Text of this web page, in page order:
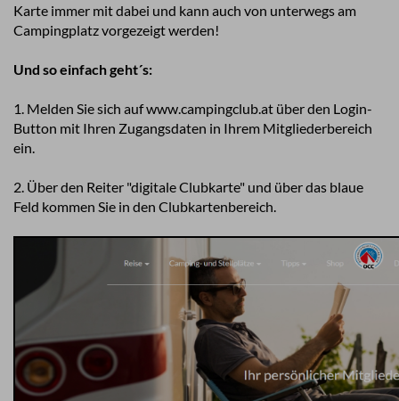
Karte immer mit dabei und kann auch von unterwegs am
Campingplatz vorgezeigt werden!
Und so einfach geht´s:
1. Melden Sie sich auf www.campingclub.at über den Login-
Button mit Ihren Zugangsdaten in Ihrem Mitgliederbereich
ein.
2. Über den Reiter "digitale Clubkarte" und über das blaue
Feld kommen Sie in den Clubkartenbereich.